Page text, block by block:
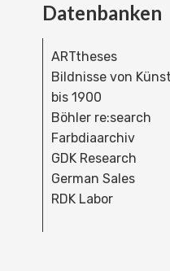
Datenbanken
ARTtheses
Bildnisse von
bis 1900
Böhler re:search
Farbdiaarchiv
GDK Research
German Sales
RDK Labor